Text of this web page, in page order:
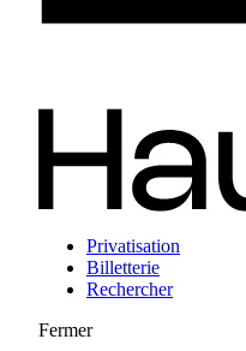
Privatisation
Billetterie
Rechercher
Fermer